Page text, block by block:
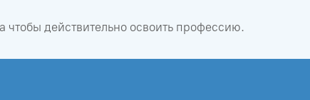
чтобы действительно освоить профессию.